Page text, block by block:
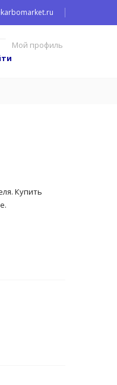
Мой профиль
Купить